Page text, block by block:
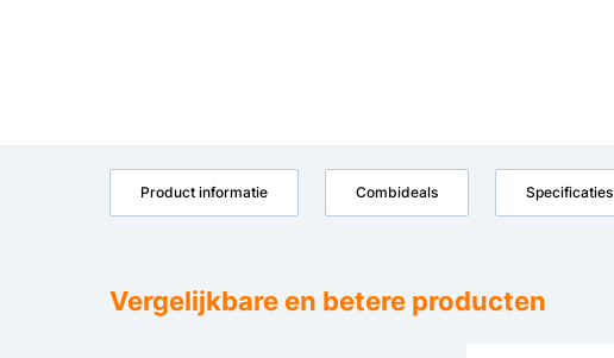
Product informatie Combideals Specificaties
Vergelijkbare en betere producten